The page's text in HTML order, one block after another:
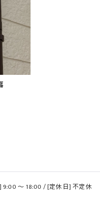
9:00 〜 18:00 / [定休日] 不定休